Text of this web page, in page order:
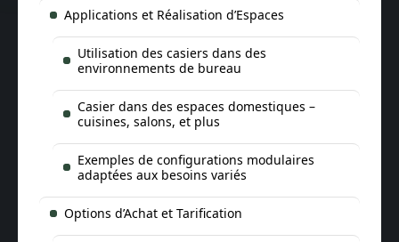
Applications et Réalisation d’Espaces
Utilisation des casiers dans des
environnements de bureau
Casier dans des espaces domestiques –
cuisines, salons, et plus
Exemples de configurations modulaires
adaptées aux besoins variés
Options d’Achat et Tarification